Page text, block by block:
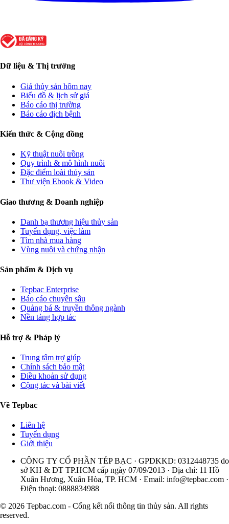
Dữ liệu & Thị trường
Giá thủy sản hôm nay
Biểu đồ & lịch sử giá
Báo cáo thị trường
Báo cáo dịch bệnh
Kiến thức & Cộng đồng
Kỹ thuật nuôi trồng
Quy trình & mô hình nuôi
Đặc điểm loài thủy sản
Thư viện Ebook & Video
Giao thương & Doanh nghiệp
Danh bạ thương hiệu thủy sản
Tuyển dụng, việc làm
Tìm nhà mua hàng
Vùng nuôi và chứng nhận
Sản phẩm & Dịch vụ
Tepbac Enterprise
Báo cáo chuyên sâu
Quảng bá & truyền thông ngành
Nền tảng hợp tác
Hỗ trợ & Pháp lý
Trung tâm trợ giúp
Chính sách bảo mật
Điều khoản sử dụng
Cộng tác và bài viết
Về Tepbac
Liên hệ
Tuyển dụng
Giới thiệu
CÔNG TY CỔ PHẦN TÉP BẠC · GPDKKD: 0312448735 do
sở KH & ĐT TP.HCM cấp ngày 07/09/2013 · Địa chỉ: 11 Hồ
Xuân Hương, Xuân Hòa, TP. HCM · Email: info@tepbac.com ·
Điện thoại: 0888834988
© 2026 Tepbac.com - Cổng kết nối thông tin thủy sản. All rights
reserved.